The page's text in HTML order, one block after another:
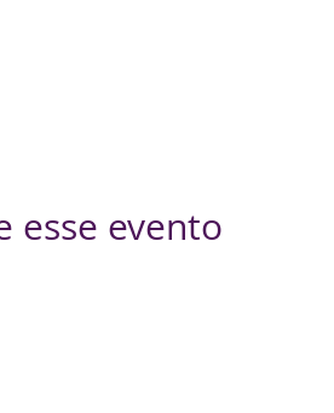
esse evento